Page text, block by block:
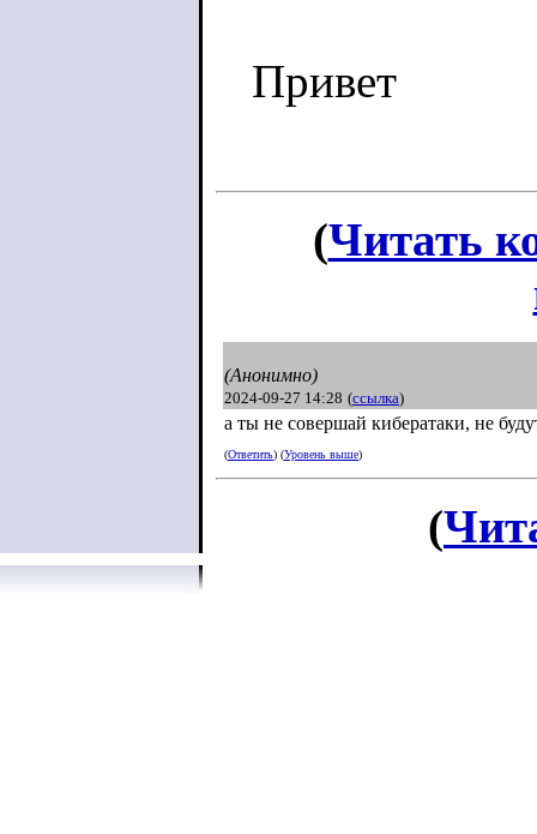
Привет
(Читать
(Анонимно)
2024-09-27 14:28 (ссылка)
а ты не совершай кибератаки, не
(Ответить) (Уровень выше)
(